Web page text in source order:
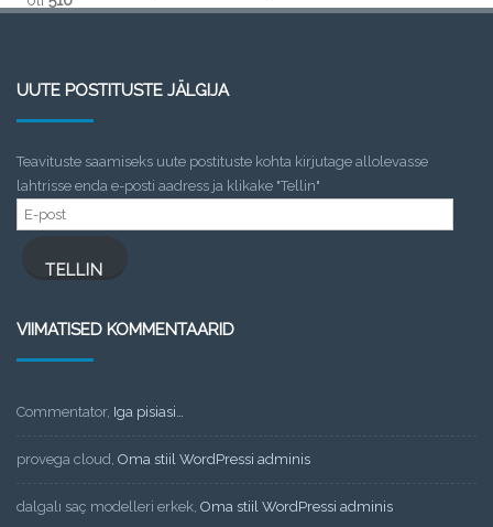
UUTE POSTITUSTE JÄLGIJA
Teavituste saamiseks uute postituste kohta kirjutage allolevasse
lahtrisse enda e-posti aadress ja klikake "Tellin"
E-
post
TELLIN
VIIMATISED KOMMENTAARID
Commentator, Iga pisiasi…
provega cloud Oma stiil WordPressi adminis
dalgalı saç modelleri erkek Oma stiil WordPressi adminis